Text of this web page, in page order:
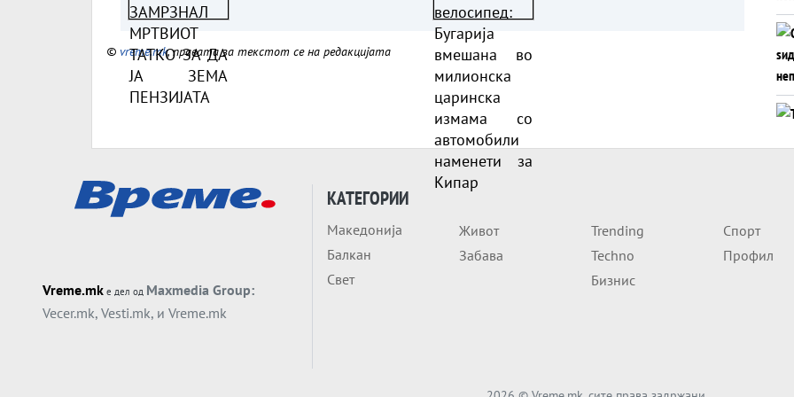
© vreme.mk, правата за текстот се на редакцијата
Vreme.mk е дел од Maxmedia Group:
Vecer.mk, Vesti.mk, и Vreme.mk
КАТЕГОРИИ
Македонија
Балкан
Свет
Живот
Забава
Trending
Techno
Бизнис
Спорт
Профил